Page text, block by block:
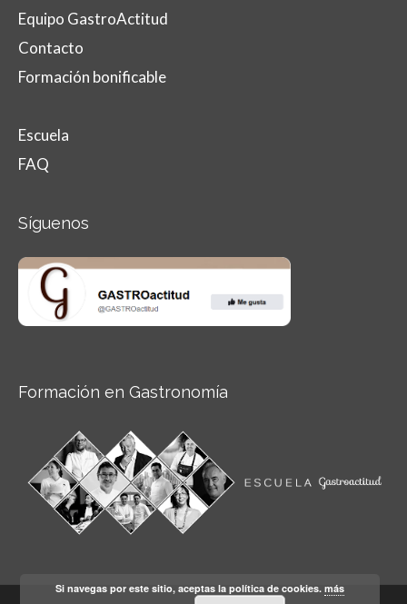
Equipo GastroActitud
Contacto
Formación bonificable
Escuela
FAQ
Síguenos
Formación en Gastronomía
Si navegas por este sitio, aceptas la política de cookies.más